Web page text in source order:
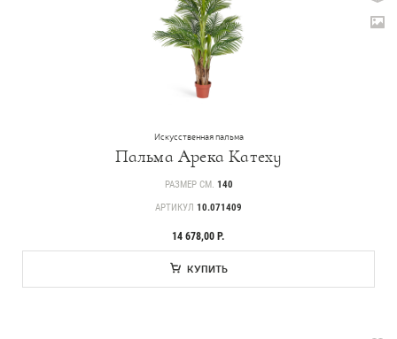
Искусственная пальма
Пальма Арека Катеху
РАЗМЕР СМ. 140
АРТИКУЛ 10.071409
14 678,00 Р.
КУПИТЬ